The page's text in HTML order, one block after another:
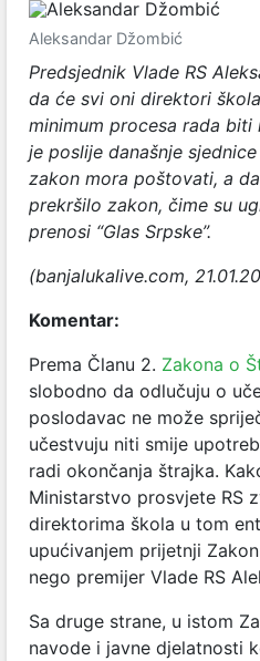
Aleksandar Džombić
Predsjednik Vlade RS
da će svi oni direktori
minimum procesa rada biti
je poslije današnje
zakon mora poštovati, a
prekršilo zakon, čime su
prenosi “Glas Srpske”.
(banjalukalive.com,
Komentar:
Prema Članu 2. Zakona o
slobodno da odlučuju o
poslodavac ne može
učestvuju niti smije
radi okončanja štrajka.
Ministarstvo prosvjete RS
direktorima škola u tom
upućivanjem prijetnji
nego premijer Vlade RS
Sa druge strane, u istom
navode i javne djelatnosti